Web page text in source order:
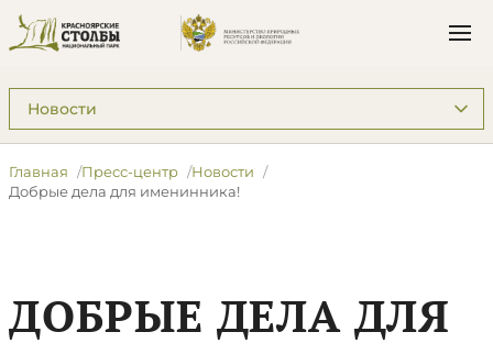
Подразделы: Пресс-центр
Главная Пресс-центр
Новости
Добрые дела для именинника!
ДОБРЫЕ ДЕЛА ДЛЯ